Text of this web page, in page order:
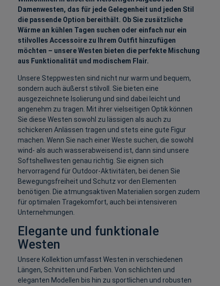
Damenwesten, das für jede Gelegenheit und jeden Stil
die passende Option bereithält. Ob Sie zusätzliche
Wärme an kühlen Tagen suchen oder einfach nur ein
stilvolles Accessoire zu Ihrem Outfit hinzufügen
möchten – unsere Westen bieten die perfekte Mischung
aus Funktionalität und modischem Flair.
Unsere Steppwesten sind nicht nur warm und bequem,
sondern auch äußerst stilvoll. Sie bieten eine
ausgezeichnete Isolierung und sind dabei leicht und
angenehm zu tragen. Mit ihrer vielseitigen Optik können
Sie diese Westen sowohl zu lässigen als auch zu
schickeren Anlässen tragen und stets eine gute Figur
machen. Wenn Sie nach einer Weste suchen, die sowohl
wind- als auch wasserabweisend ist, dann sind unsere
Softshellwesten genau richtig. Sie eignen sich
hervorragend für Outdoor-Aktivitäten, bei denen Sie
Bewegungsfreiheit und Schutz vor den Elementen
benötigen. Die atmungsaktiven Materialien sorgen zudem
für optimalen Tragekomfort, auch bei intensiveren
Unternehmungen.
Elegante und funktionale
Westen
Unsere Kollektion umfasst Westen in verschiedenen
Längen, Schnitten und Farben. Von schlichten und
eleganten Modellen bis hin zu sportlichen und robusten